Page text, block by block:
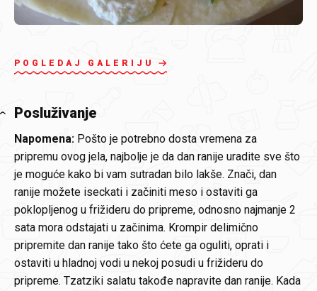
POGLEDAJ GALERIJU
Posluživanje
Napomena: Pošto je potrebno dosta vremena za
pripremu ovog jela, najbolje je da dan ranije uradite sve što
je moguće kako bi vam sutradan bilo lakše. Znači, dan
ranije možete iseckati i začiniti meso i ostaviti ga
poklopljenog u frižideru do pripreme, odnosno najmanje 2
sata mora odstajati u začinima. Krompir delimično
pripremite dan ranije tako što ćete ga oguliti, oprati i
ostaviti u hladnoj vodi u nekoj posudi u frižideru do
pripreme. Tzatziki salatu takođe napravite dan ranije. Kada